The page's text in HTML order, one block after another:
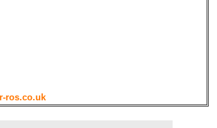
ros.co.uk